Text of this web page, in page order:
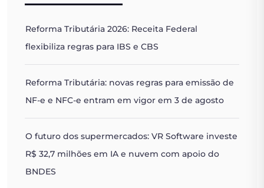
Reforma Tributária 2026: Receita Federal
flexibiliza regras para IBS e CBS
Reforma Tributária: novas regras para emissão de
NF-e e NFC-e entram em vigor em 3 de agosto
O futuro dos supermercados: VR Software investe
R$ 32,7 milhões em IA e nuvem com apoio do
BNDES